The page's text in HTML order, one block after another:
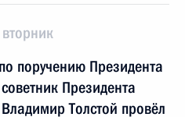
поручению Президента
Президента
Толстой провёл